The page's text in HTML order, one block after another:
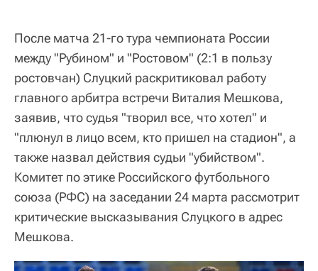
После матча 21-го тура чемпионата России
между "Рубином" и "Ростовом" (2:1 в пользу
ростовчан) Слуцкий раскритиковал работу
главного арбитра встречи Виталия Мешкова,
заявив, что судья "творил все, что хотел" и
"плюнул в лицо всем, кто пришел на стадион", а
также назвал действия судьи "убийством".
Комитет по этике Российского футбольного
союза (РФС) на заседании 24 марта рассмотрит
критические высказывания Слуцкого в адрес
Мешкова.